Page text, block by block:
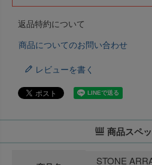
返品特約について
商品についてのお問い合わせ
レビューを書く
商品スペ
STONE